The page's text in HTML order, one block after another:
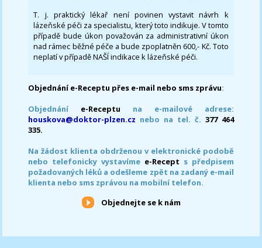
T. j. praktický lékař není povinen vystavit návrh k
lázeňské péči za specialistu, který toto indikuje. V tomto
případě bude úkon považován za administrativní úkon
nad rámec běžné péče a bude zpoplatněn 600,- Kč. Toto
neplatí v případě NAŠÍ indikace k lázeňské péči.
Objednání e-Receptu přes e-mail nebo sms zprávu:
Objednání e-Receptu na e-mailové adrese:
houskova@doktor-plzen.cz nebo na tel. č. 377 464
335.
Na žádost klienta obdrženou v elektronické podobě
nebo telefonicky vystavíme e-Recept s předpisem
požadovaných léků a odešleme zpět na zadaný e-mail
klienta nebo sms zprávou na mobilní telefon.
Objednejte se k nám